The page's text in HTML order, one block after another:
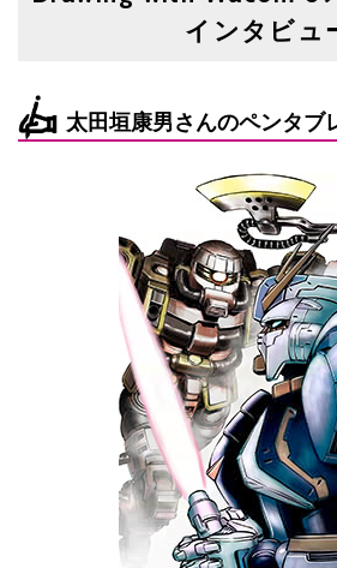
インタビュ
太田垣康男さんのペンタブ